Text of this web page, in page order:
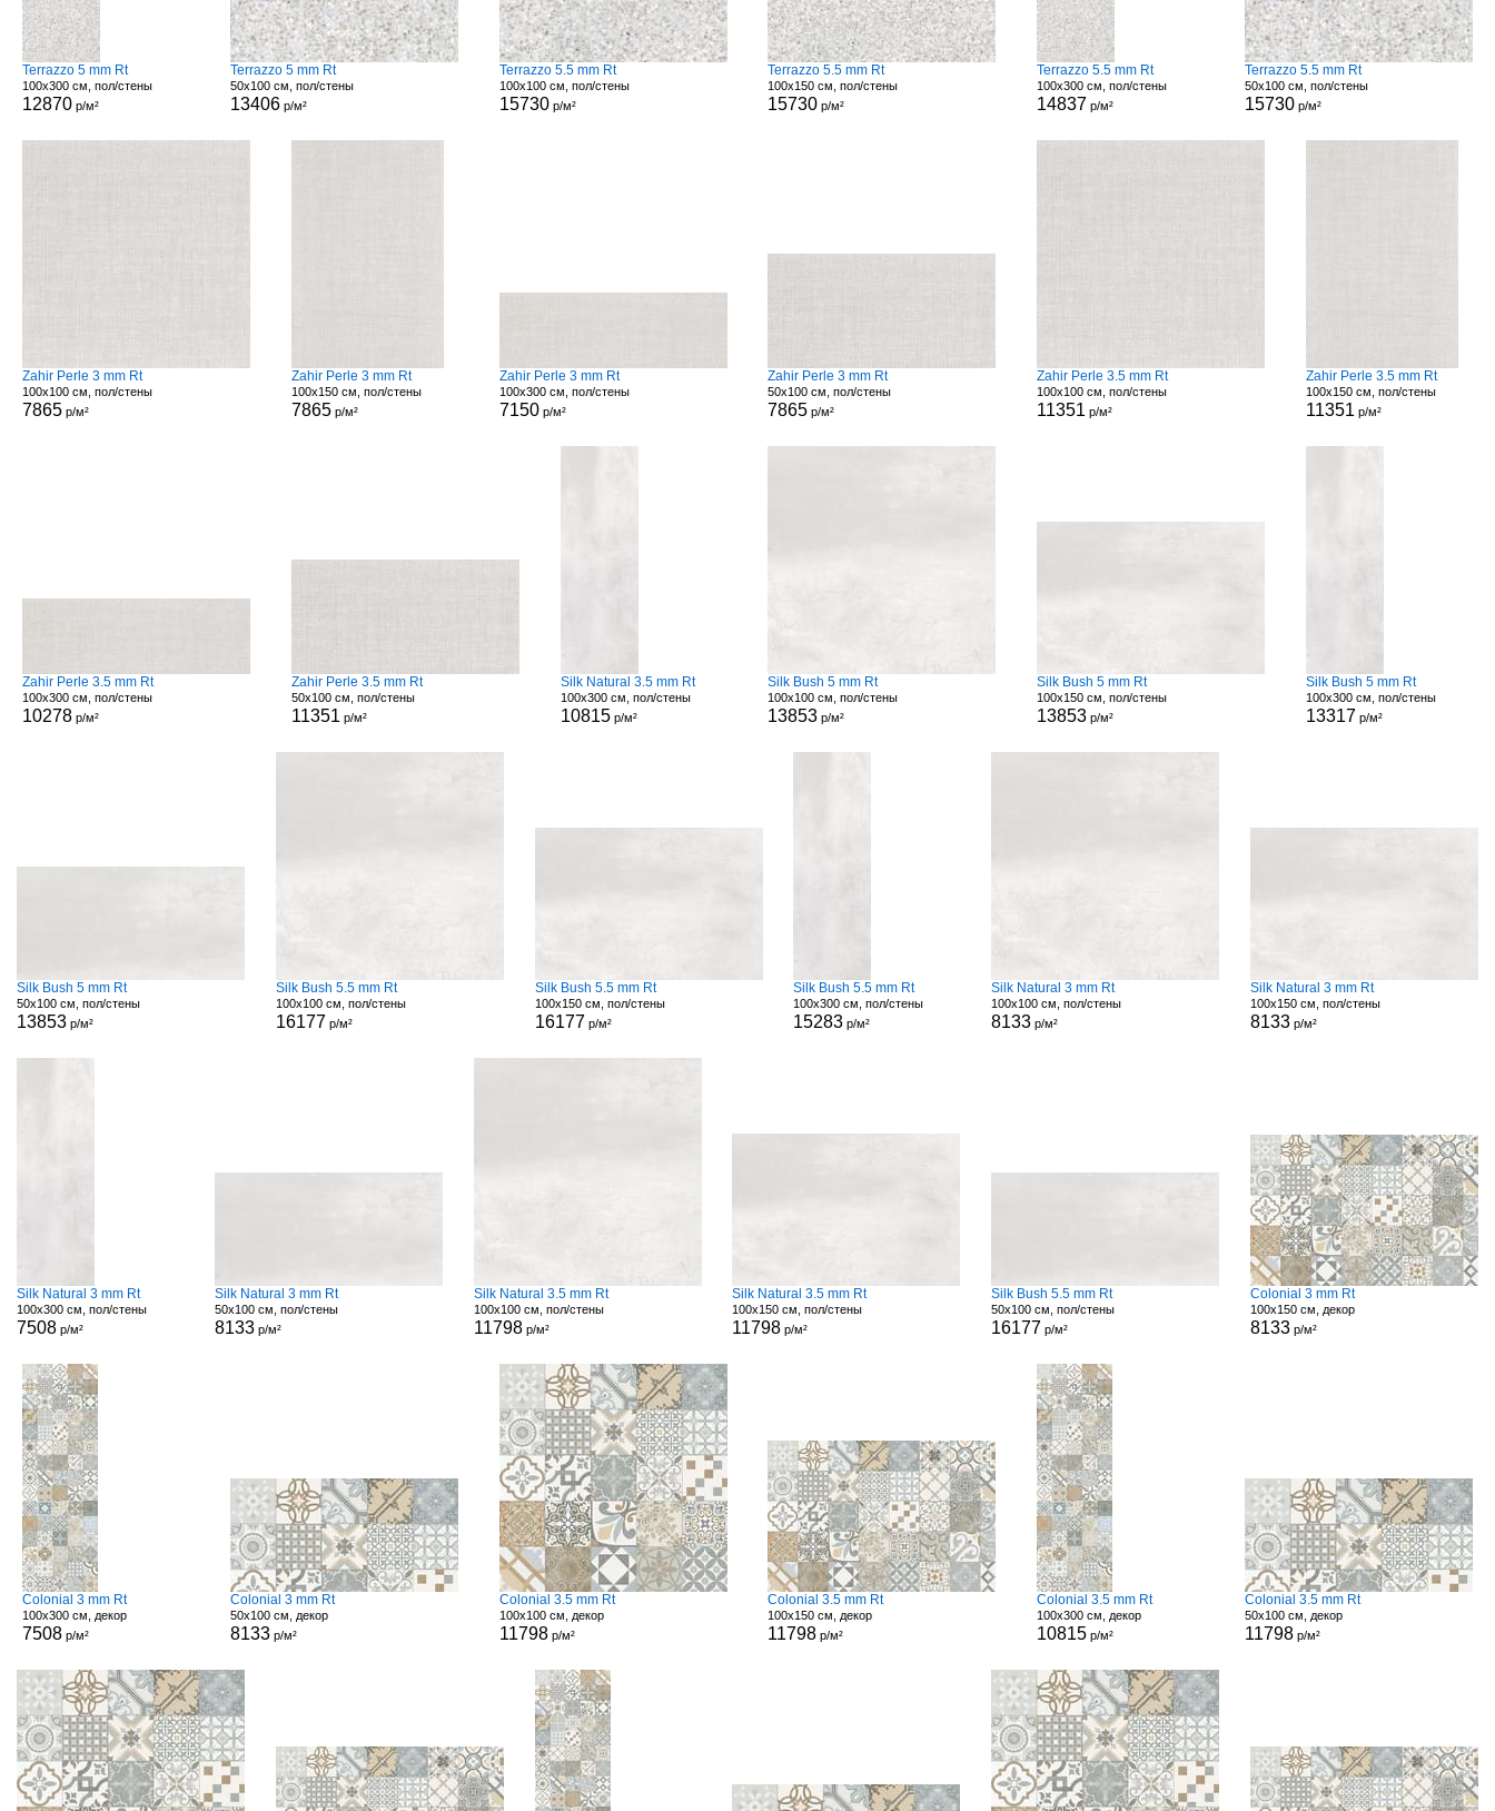
Terrazzo 5 mm Rt
100x300 см, пол/стены
12870р/м²
Terrazzo 5 mm Rt
50x100 см, пол/стены
13406р/м²
Terrazzo 5.5 mm Rt
100x100 см, пол/стены
15730р/м²
Terrazzo 5.5 mm Rt
100x150 см, пол/стены
15730 р/м²
Terrazzo 5.5 mm Rt
100x300 см, пол/стены
14837 р/м²
Terrazzo 5.5 mm Rt
50x100 см, пол/стены
15730 р/м²
Zahir Perle 3 mm Rt
100x100 см, пол/стены
7865р/м²
Zahir Perle 3 mm Rt
100x150 см, пол/стены
7865р/м²
Zahir Perle 3 mm Rt
100x300 см, пол/стены
7150р/м²
Zahir Perle 3 mm Rt
50x100 см, пол/стены
7865 р/м²
Zahir Perle 3.5 mm Rt
100x100 см, пол/стены
11351 р/м²
Zahir Perle 3.5 mm Rt
100x150 см, пол/стены
11351 р/м²
Zahir Perle 3.5 mm Rt
100x300 см, пол/стены
10278р/м²
Zahir Perle 3.5 mm Rt
50x100 см, пол/стены
11351 р/м²
Silk Natural 3.5 mm Rt
100x300 см, пол/стены
10815р/м²
Silk Bush 5 mm Rt
100x100 см, пол/стены
13853 р/м²
Silk Bush 5 mm Rt
100x150 см, пол/стены
13853 р/м²
Silk Bush 5 mm Rt
100x300 см, пол/стены
13317 р/м²
Silk Bush 5 mm Rt
50x100 см, пол/стены
13853 р/м²
Silk Bush 5.5 mm Rt
100x100 см, пол/стены
16177 р/м²
Silk Bush 5.5 mm Rt
100x150 см, пол/стены
16177 р/м²
Silk Bush 5.5 mm Rt
100x300 см, пол/стены
15283 р/м²
Silk Natural 3 mm Rt
100x100 см, пол/стены
8133р/м²
Silk Natural 3 mm Rt
100x150 см, пол/стены
8133р/м²
Silk Natural 3 mm Rt
100x300 см, пол/стены
7508 р/м²
Silk Natural 3 mm Rt
50x100 см, пол/стены
8133р/м²
Silk Natural 3.5 mm Rt
100x100 см, пол/стены
11798р/м²
Silk Natural 3.5 mm Rt
100x150 см, пол/стены
11798 р/м²
Silk Bush 5.5 mm Rt
50x100 см, пол/стены
16177 р/м²
Colonial 3 mm Rt
100x150 см, декор
8133р/м²
Colonial 3 mm Rt
100x300 см, декор
7508р/м²
Colonial 3 mm Rt
50x100 см, декор
8133р/м²
Colonial 3.5 mm Rt
100x100 см, декор
11798р/м²
Colonial 3.5 mm Rt
100x150 см, декор
11798 р/м²
Colonial 3.5 mm Rt
100x300 см, декор
10815 р/м²
Colonial 3.5 mm Rt
50x100 см, декор
11798 р/м²